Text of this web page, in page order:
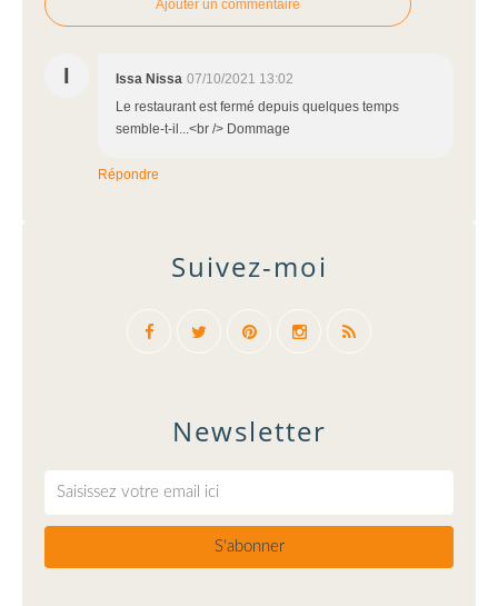
Ajouter un commentaire
I Issa Nissa 07/10/2021 13:02
Le restaurant est fermé depuis quelques temps
semble-t-il...<br /> Dommage
Répondre
Newsletter
Suivez-moi